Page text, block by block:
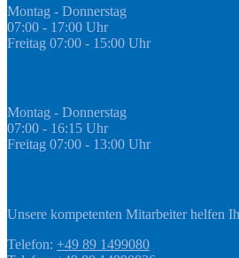
Montag - Donnerstag
07:00 - 17:00 Uhr
Freitag 07:00 - 15:00 Uhr
Montag - Donnerstag
07:00 - 16:15 Uhr
Freitag 07:00 - 13:00 Uhr
Unsere kompetenten Mitarbeiter helfen
Telefon: +49 89 1499080